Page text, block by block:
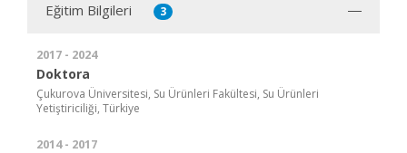
Eğitim Bilgileri 3
2017 - 2024
Doktora
Çukurova Üniversitesi, Su Ürünleri Fakültesi, Su Ürünleri
Yetiştiriciliği, Türkiye
2014 - 2017